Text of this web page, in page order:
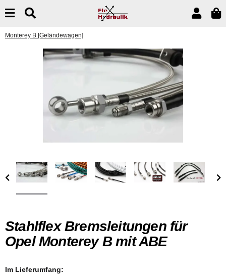
Monterey B [Geländewagen]
Stahlflex Bremsleitungen für
Opel Monterey B mit ABE
Im Lieferumfang: